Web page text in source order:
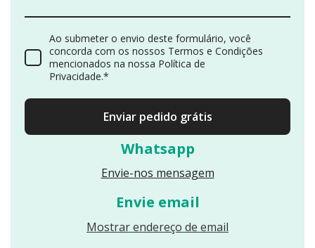
Whatsapp
Envie-nos mensagem
Envie email
Mostrar endereço de email
Ao submeter o envio deste formulário, você
concorda com os nossos Termos e Condições
mencionados na nossa Política de
Privacidade.*
Enviar pedido grátis